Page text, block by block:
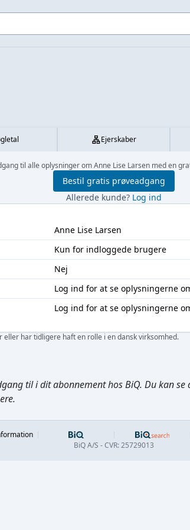
Ejerskaber
til alle oplysninger om Anne Lise Larsen med en
Bestil gratis prøveadgang
Allerede kunde? Log ind
Anne Lise Larsen
Kun for indloggede brugere
Nej
Log ind for at se oplysningerne
Log ind for at se oplysningerne
eller har tidligere haft en rolle i en dansk virksomhed.
til i dit abonnement hos BiQ. Du kan
BiQ A/S - CVR: 25729013